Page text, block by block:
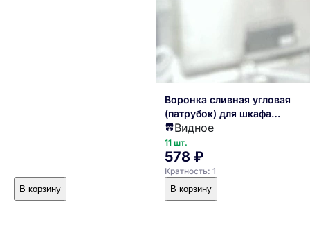
В корзину
Воронка сливная угловая
(патрубок) для шкафа
холодильного серий ШВ
УП1(2)ТУ
Видное
11 шт.
578 ₽
Кратность: 1
В корзину